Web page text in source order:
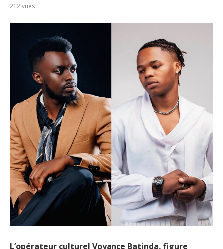
212vues
L’opérateur culturel Voyance Batinda, figure